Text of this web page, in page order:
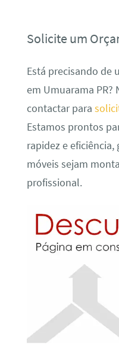
Solicite um
Está precisando de
em Umuarama PR?
contactar para
Estamos prontos
rapidez e
móveis sejam
profissional.